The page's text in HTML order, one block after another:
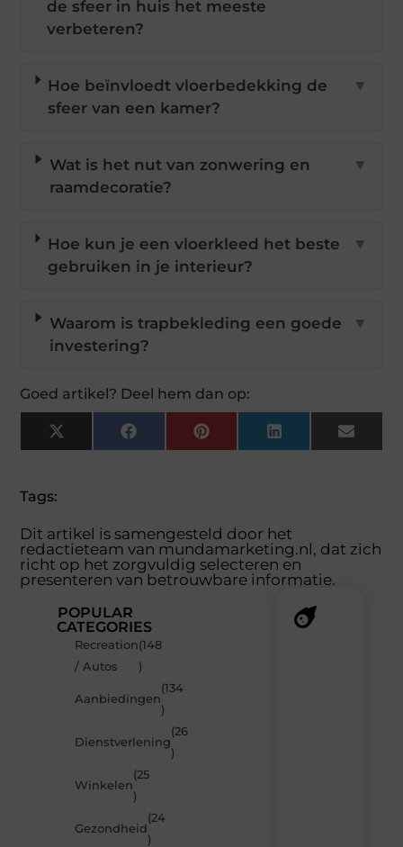
de sfeer in huis het meeste
verbeteren?
Hoe beïnvloedt vloerbedekking de
sfeer van een kamer?
▼
Wat is het nut van zonwering en
raamdecoratie?
▼
Hoe kun je een vloerkleed het beste
gebruiken in je interieur?
▼
Waarom is trapbekleding een goede
investering?
▼
Goed artikel? Deel hem dan op:
X
(Twitter)
FacebookPinterestLinkedInEmail
Tags:
Dit artikel is samengesteld door het
redactieteam van mundamarketing.nl, dat zich
richt op het zorgvuldig selecteren en
presenteren van betrouwbare informatie.
POPULAR
CATEGORIES
Recreation
/ Autos
(148
)
Aanbiedingen
(134
)
Dienstverlening
(26
)
Winkelen
(25
)
Gezondheid
(24
)